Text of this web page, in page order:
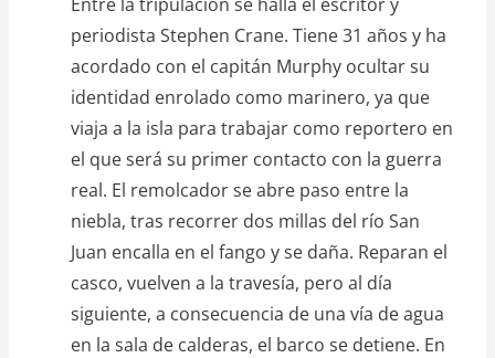
periodista Stephen Crane. Tiene 31 años y ha
acordado con el capitán Murphy ocultar su
identidad enrolado como marinero, ya que
viaja a la isla para trabajar como reportero en
el que será su primer contacto con la guerra
real. El remolcador se abre paso entre la
niebla, tras recorrer dos millas del río San
Juan encalla en el fango y se daña. Reparan el
casco, vuelven a la travesía, pero al día
siguiente, a consecuencia de una vía de agua
en la sala de calderas, el barco se detiene. En